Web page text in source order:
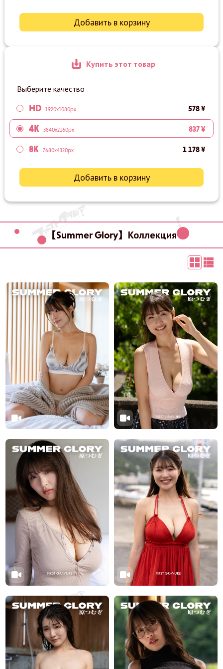
Добавить в корзину
Купить этот товар
Выберите качество
HD 1920x1080px 578 ¥
4K 3840x2160px 837 ¥
8K 7680x4320px 1 178 ¥
Добавить в корзину
【Summer Glory】Коллекция